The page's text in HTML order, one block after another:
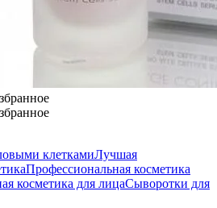
клеткамиЛучшая
Профессиональная косметика
косметика для лицаСыворотки для